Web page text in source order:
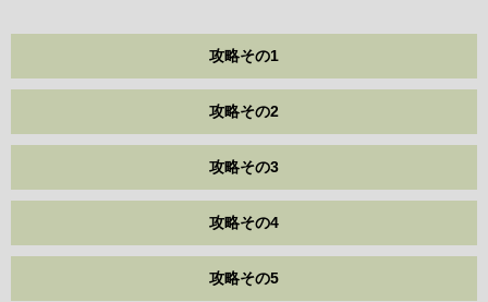
攻略その1
攻略その2
攻略その3
攻略その4
攻略その5